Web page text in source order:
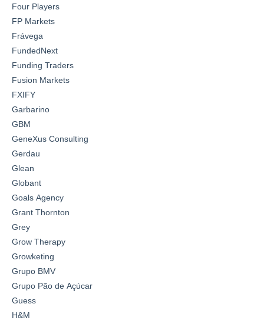
Four Players
FP Markets
Frávega
FundedNext
Funding Traders
Fusion Markets
FXIFY
Garbarino
GBM
GeneXus Consulting
Gerdau
Glean
Globant
Goals Agency
Grant Thornton
Grey
Grow Therapy
Growketing
Grupo BMV
Grupo Pão de Açúcar
Guess
H&M